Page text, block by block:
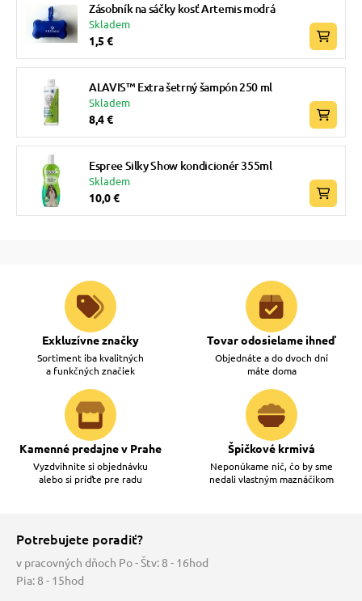
Zásobník na sáčky kosť Artemis modrá
Skladem
1,5 €
ALAVIS™ Extra šetrný šampón 250 ml
Skladem
8,4 €
Espree Silky Show kondicionér 355ml
Skladem
10,0 €
Exkluzívne značky
Sortiment iba kvalitných
a funkčných značiek
Tovar odosielame ihneď
Objednáte a do dvoch dní
máte doma
Kamenné predajne v Prahe
Vyzdvihnite si objednávku
alebo si príďte pre radu
Špičkové krmivá
Neponúkame nič, čo by sme
nedali vlastným maznáčikom
Potrebujete poradiť?
v pracovných dňoch Po - Štv: 8 - 16hod
Pia: 8 - 15hod